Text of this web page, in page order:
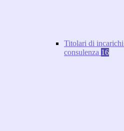
Titolari di
consulenza 16